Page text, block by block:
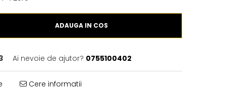
ADAUGA IN COS
Ai nevoie de ajutor? 0755100402
Cere informatii